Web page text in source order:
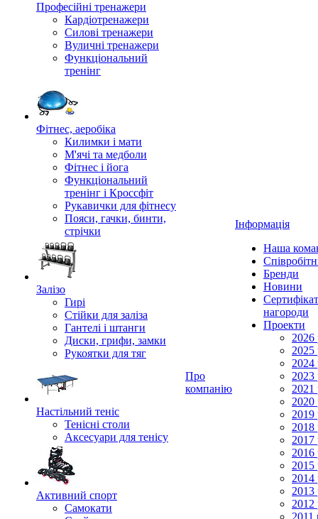
Професійні тренажери
Кардіотренажери
Силові тренажери
Вуличні тренажери
Функціональний
тренінг
Фітнес, аеробіка
Килимки і мати
М'ячі та медболи
Фітнес і йога
Функціональний
тренінг і Кроссфіт
Рукавички для фітнесу
Пояси, гачки, бинти,
стрічки
Залізо
Гирі
Стійки для заліза
Гантелі і штанги
Диски, грифи, замки
Рукоятки для тяг
Настільний теніс
Тенісні столи
Аксесуари для тенісу
Активний спорт
Самокати
Про
компанію
Інформація
Наша
Бренди
Новини
нагороди
Проекти
2026
2025
2024
2023
2021
2020
2019
2018
2017
2016
2015
2014
2013
2012
2011